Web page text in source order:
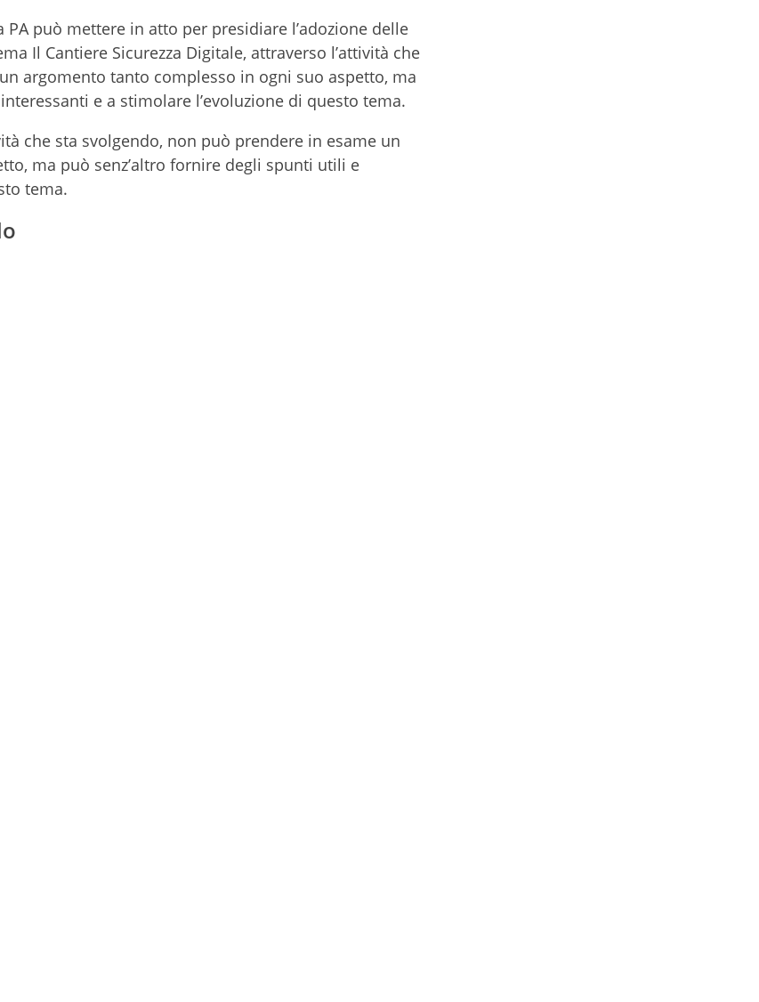
PA può mettere in atto per presidiare l’adozione delle
Il Cantiere Sicurezza Digitale, attraverso l’attività che
argomento tanto complesso in ogni suo aspetto, ma
e a stimolare l’evoluzione di questo tema.
che sta svolgendo, non può prendere in esame un
ma può senz’altro fornire degli spunti utili e
tema.